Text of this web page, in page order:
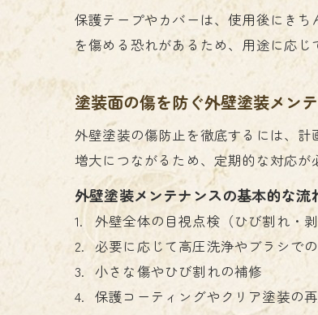
保護テープやカバーは、使用後にき
を傷める恐れがあるため、用途に応じ
塗装面の傷を防ぐ外壁塗装メン
外壁塗装の傷防止を徹底するには、
増大につながるため、定期的な対応が
外壁塗装メンテナンスの基本的な流
外壁全体の目視点検（ひび割れ・
必要に応じて高圧洗浄やブラシで
小さな傷やひび割れの補修
保護コーティングやクリア塗装の